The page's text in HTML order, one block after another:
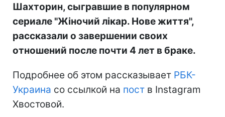
Шахторин, сыгравшие в популярном
сериале "Жіночий лікар. Нове життя",
рассказали о завершении своих
отношений после почти 4 лет в браке.
Подробнее об этом рассказывает РБК-
Украина со ссылкой на пост в Instagram
Хвостовой.